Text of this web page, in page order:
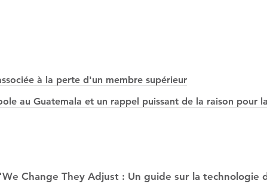
à la perte d'un membre supérieur
au Guatemala et un rappel puissant de la raison pour
Change They Adjust : Un guide sur la technologie